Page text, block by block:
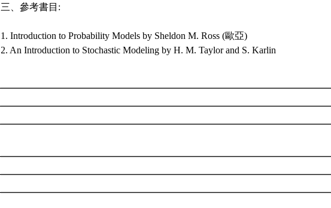
三、參考書目:
1. Introduction to Probability Models by Sheldon M. Ross (歐亞)
2. An Introduction to Stochastic Modeling by H. M. Taylor and S. Karlin